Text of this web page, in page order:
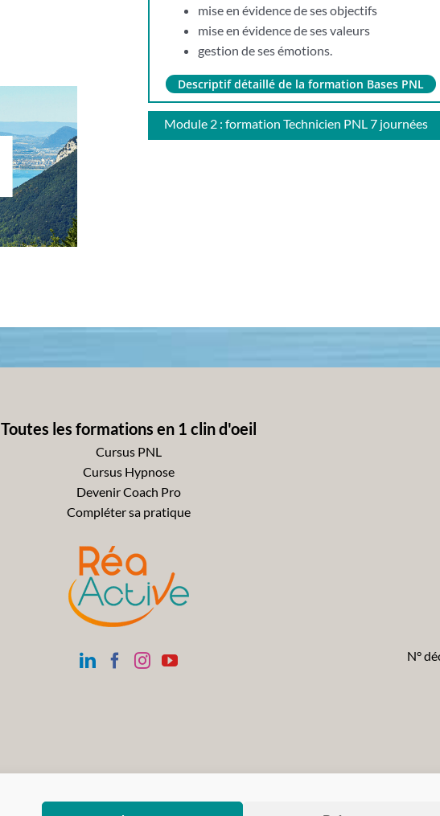
mise en évidence de ses objectifs
mise en évidence de ses valeurs
gestion de ses émotions.
Descriptif détaillé de la formation Bases PNL
Module 2 : formation Technicien PNL 7 journées
Toutes les formations en 1 clin d'oeil
Cursus PNL
Cursus Hypnose
Devenir Coach Pro
Compléter sa pratique
N°